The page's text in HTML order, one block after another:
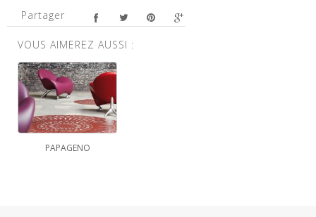
Partager
VOUS AIMEREZ AUSSI :
PAPAGENO